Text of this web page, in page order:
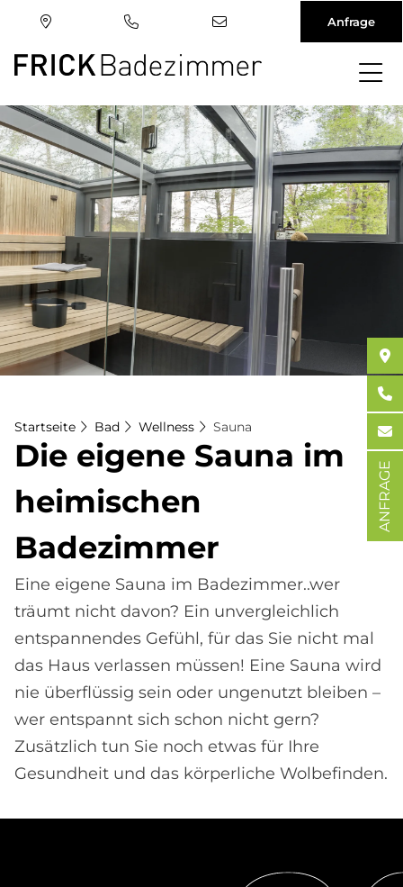
Direkt
zum
Inhalt
Anfrage
Startseite Bad Wellness Sauna
Die ei­ge­ne Sau­na im
hei­mi­schen
Ba­de­zim­mer
Eine eigene Sauna im Badezimmer..wer
träumt nicht davon? Ein unvergleichlich
entspannendes Gefühl, für das Sie nicht mal
das Haus verlassen müssen! Eine Sauna wird
nie überflüssig sein oder ungenutzt bleiben –
wer entspannt sich schon nicht gern?
Zusätzlich tun Sie noch etwas für Ihre
Gesundheit und das körperliche Wolbefinden.
ANFRAGE